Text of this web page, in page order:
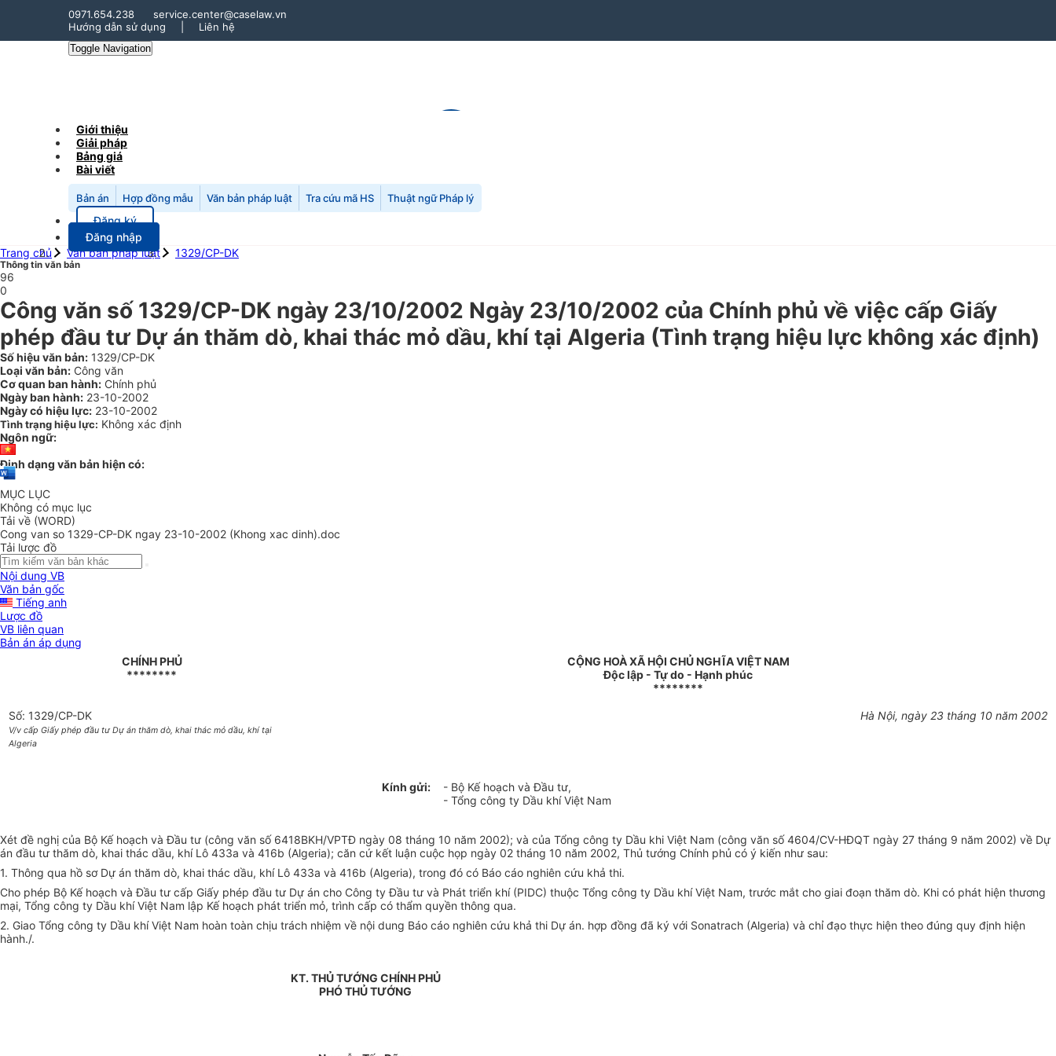
0971.654.238
service.center@caselaw.vn
Hướng dẫn sử dụng
Liên hệ
Toggle Navigation
Giới thiệu
Giải pháp
Bảng giá
Bài viết
Bản án Hợp đồng mẫu Văn bản pháp luật Tra cứu mã HS Thuật ngữ Pháp lý
Đăng ký
Đăng nhập
Trang chủ
Văn bản pháp luật 1329/CP-DK
Thông tin văn bản
96
0
Công văn số 1329/CP-DK ngày 23/10/2002 Ngày 23/10/2002 của Chính phủ về việc cấp Giấy
phép đầu tư Dự án thăm dò, khai thác mỏ dầu, khí tại Algeria (Tình trạng hiệu lực không xác định)
Số hiệu văn bản: 1329/CP-DK
Loại văn bản: Công văn
Cơ quan ban hành: Chính phủ
Ngày ban hành: 23-10-2002
Ngày có hiệu lực: 23-10-2002
Tình trạng hiệu lực: Không xác định
Ngôn ngữ:
Định dạng văn bản hiện có:
MỤC LỤC
Không có mục lục
Tải về (WORD)
Cong van so 1329-CP-DK ngay 23-10-2002 (Khong xac dinh).doc
Tải lược đồ
Nội dung VB
Văn bản gốc
Tiếng anh
Lược đồ
VB liên quan
Bản án áp dụng
CHÍNH PHỦ
********
CỘNG HOÀ XÃ HỘI CHỦ NGHĨA VIỆT NAM
Độc lập - Tự do - Hạnh phúc
********
Số: 1329/CP-DK
V/v cấp Giấy phép đầu tư Dự án thăm dò, khai thác mỏ dầu, khí tại
Algeria
Hà Nội, ngày 23 tháng 10 năm 2002
Kính gửi:
- Bộ Kế hoạch và Đầu tư,
- Tổng công ty Dầu khí Việt Nam
Xét đề nghị của Bộ Kế hoạch và Đầu tư (công văn số 6418BKH/VPTĐ ngày 08 tháng 10 năm 2002); và của Tổng công ty Dầu khi Việt Nam (công văn số 4604/CV-HĐQT ngày 27 tháng 9 năm 2002) về Dự
án đầu tư thăm dò, khai thác dầu, khí Lô 433a và 416b (Algeria); căn cứ kết luận cuộc họp ngày 02 tháng 10 năm 2002, Thủ tướng Chính phủ có ý kiến như sau:
1. Thông qua hồ sơ Dự án thăm dò, khai thác dầu, khí Lô 433a và 416b (Algeria), trong đó có Báo cáo nghiên cứu khả thi.
Cho phép Bộ Kế hoạch và Đầu tư cấp Giấy phép đầu tư Dự án cho Công ty Đầu tư và Phát triển khí (PIDC) thuộc Tổng công ty Dầu khí Việt Nam, trước mắt cho giai đoạn thăm dò. Khi có phát hiện thương
mại, Tổng công ty Dầu khí Việt Nam lập Kế hoạch phát triển mỏ, trình cấp có thẩm quyền thông qua.
2. Giao Tổng công ty Dầu khí Việt Nam hoàn toàn chịu trách nhiệm về nội dung Báo cáo nghiên cứu khả thi Dự án. hợp đồng đã ký với Sonatrach (Algeria) và chỉ đạo thực hiện theo đúng quy định hiện
hành./.
KT. THỦ TƯỚNG CHÍNH PHỦ
PHÓ THỦ TƯỚNG